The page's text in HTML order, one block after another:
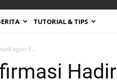
TUTORIAL & TIPS
8...
Hadir